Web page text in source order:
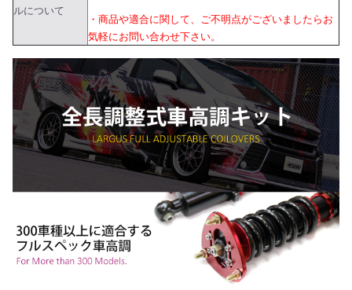
ルについて
・商品や適合に関して、ご不明点がございましたらお
気軽にお問い合わせ下さい。